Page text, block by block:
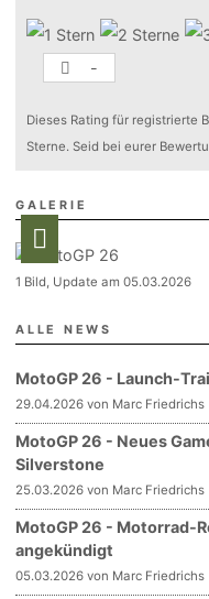
-
Dieses Rating für registrierte
Sterne. Seid bei eurer
GALERIE
1 Bild, Update am 05.03.2026
ALLE NEWS
MotoGP 26 - Launch-
29.04.2026 von Marc Friedrichs
MotoGP 26 - Neues
Silverstone
25.03.2026 von Marc Friedrichs
MotoGP 26 - Motorrad-
angekündigt
05.03.2026 von Marc Friedrichs